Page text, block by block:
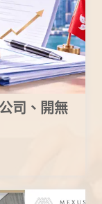
司、開無